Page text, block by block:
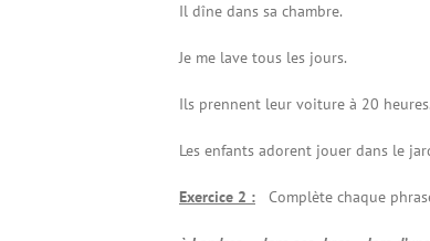
Il dîne dans sa chambre.
Je me lave tous les jours.
Ils prennent leur voiture à 20 heures.
Les enfants adorent jouer dans le
Exercice 2 :Complète chaque